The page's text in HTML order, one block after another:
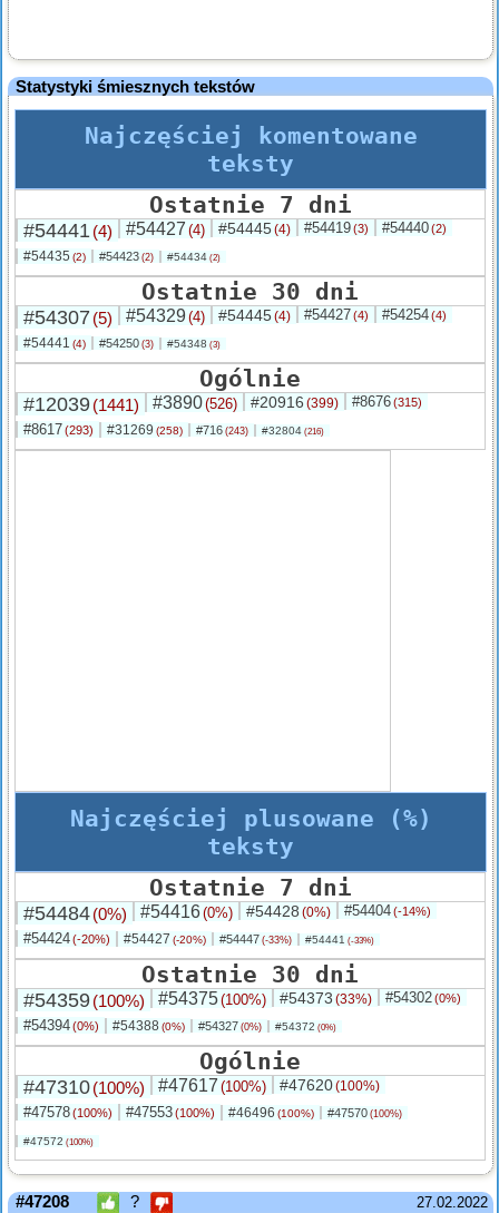
Statystyki śmiesznych tekstów
Najczęściej komentowane
teksty
Ostatnie 7 dni
#54441(4) #54427 (4) #54445(4) #54419(3) #54440(2)
#54435 (2) #54423 (2) #54434 (2)
Ostatnie 30 dni
#54307 (5) #54329(4) #54445(4) #54427(4) #54254(4)
#54441 (4) #54250 (3) #54348 (3)
Ogólnie
#12039(1441) #3890(526) #20916 (399) #8676(315)
#8617(293) #31269 (258) #716 (243) #32804 (216)
Najczęściej plusowane (%)
teksty
Ostatnie 7 dni
#54484(0%) #54416(0%) #54428 (0%) #54404(-14%)
#54424(-20%) #54427 (-20%) #54447 (-33%) #54441 (-33%)
Ostatnie 30 dni
#54359(100%) #54375(100%) #54373 (33%) #54302(0%)
#54394(0%) #54388 (0%) #54327 (0%) #54372 (0%)
Ogólnie
#47310(100%) #47617 (100%) #47620(100%)
#47578(100%) #47553(100%) #46496 (100%) #47570 (100%)
#47572 (100%)
27.02.2022
#47208 ?